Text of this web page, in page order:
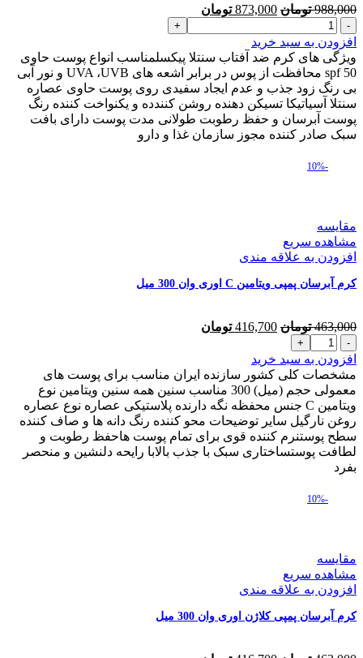
988,000 تومان قیمت
بود.
873,000 تومان
فعلی
است.
کرم
ضد
آفتاب
SPF
50
پیکسل
مدل
Centella
میلی
افزودن به سبد خرید
ویژگی های کرم ضد آفتاب سنتلا پیکسلمناسب انواع پوست حاوی
spf 50 محافظت از پوس در برابر اشعه های UVA ،UVB و نور آبی
بی رنگ زود جذب و عدم ایجاد سفیدی روی پوست حاوی عصاره
سنتلا آسیاتیکا تسیکن دهنده روشن کنندده و یکنواخت کننده رنگ
پوست آبرسان و حفظ رطوبت طولانی مدت پوست دارای بافت
سبک صادر کننده مجوز سازمان غذا و دارو
-10%
مقایسه
مشاهده سریع
افزودن به علاقه مندی
کرم آبرسان پمپی ویتامین C اوری وان 300 میل
463,000 تومان قیمت
بود.
416,700 تومان
است.
کرم
آبرسان
پمپی
ویتامین
C
اوری
وان
300
میل
افزودن به سبد خرید
مشخصات کلی کشور سازنده ایران مناسب برای پوست های
معمولی حجم (میل) 300 مناسب سنین همه سنین ویتامین نوع
ویتامین C جنس محفظه نگه دارنده پلاستیکی عصاره نوع عصاره
روغن نارگیل سایر توضیحات محو کننده رنگ دانه ها و صاف کننده
سطح پوستنرم کننده قوی برای تمام پوست هاحفظ رطوبت و
لطافت پوستساختاری سبک با جذب بالابا رایحه دلنشین و منحصر
بفرد
-10%
مقایسه
مشاهده سریع
افزودن به علاقه مندی
کرم آبرسان پمپی کلاژن اوری وان 300 میل